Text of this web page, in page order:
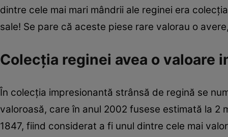
dintre cele mai mari mândrii ale reginei era
sale! Se pare că aceste piese rare valorau o
Colecția reginei avea o valoare
În colecția impresionantă strânsă de regină se
valoroasă, care în anul 2002 fusese estimată la 2
1847, fiind considerat a fi unul dintre cele mai